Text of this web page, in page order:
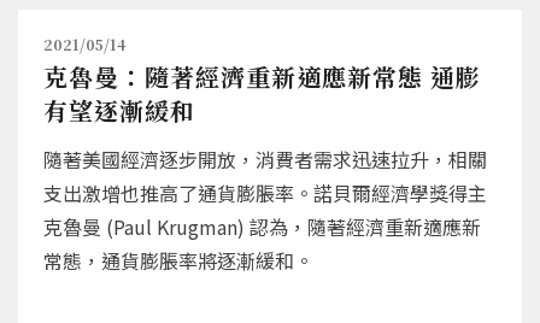
2021/05/14
克魯曼：隨著經濟重新適應新常態 通膨
有望逐漸緩和
隨著美國經濟逐步開放，消費者需求迅速拉升，相關
支出激增也推高了通貨膨脹率。諾貝爾經濟學獎得主
克魯曼 (Paul Krugman) 認為，隨著經濟重新適應新
常態，通貨膨脹率將逐漸緩和。